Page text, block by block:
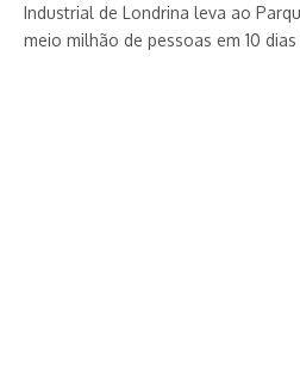
Industrial de Londrina leva ao
meio milhão de pessoas em 10